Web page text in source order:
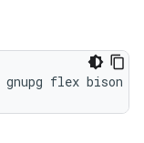
gnupg flex bison